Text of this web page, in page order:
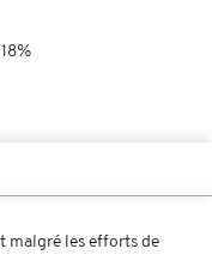
malgré les efforts de